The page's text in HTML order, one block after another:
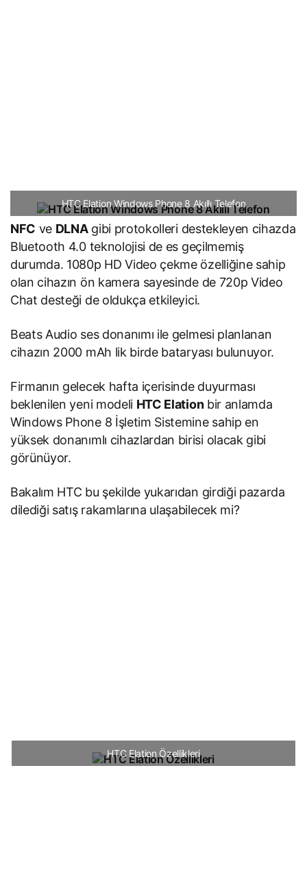
HTC Elation Windows Phone 8 Akıllı Telefon
NFC ve DLNAgibi protokolleri destekleyen cihazda
Bluetooth 4.0 teknolojisi de es geçilmemiş
durumda. 1080p HD Video çekme özelliğine sahip
olan cihazın ön kamera sayesinde de 720p Video
Chat desteği de oldukça etkileyici.
Beats Audio ses donanımı ile gelmesi planlanan
cihazın 2000 mAh lik birde bataryası bulunuyor.
Firmanın gelecek hafta içerisinde duyurması
beklenilen yeni modeli HTC Elationbir anlamda
Windows Phone 8 İşletim Sistemine sahip en
yüksek donanımlı cihazlardan birisi olacak gibi
görünüyor.
Bakalım HTC bu şekilde yukarıdan girdiği pazarda
dilediği satış rakamlarına ulaşabilecek mi?
HTC Elation Özellikleri